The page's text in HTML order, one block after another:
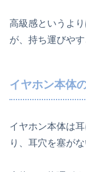
高級感というよ
が、持ち運びや
イヤホン本体
イヤホン本体は
り、耳穴を塞が